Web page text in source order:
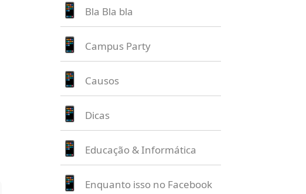
Bla Bla bla
Campus Party
Causos
Dicas
Educação & Informática
Enquanto isso no Facebook